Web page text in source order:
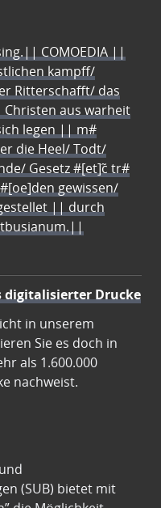
COMOEDIA ||
kampff/
Ritterschafft/ das
aus warheit
legen || m#
die Heel/ Todt/
Gesetz #[et]c̃ tr#
gewissen/
|| durch
digitalisierter Drucke
in unserem
Sie es doch in
als 1.600.000
nachweist.
(SUB) bietet mit